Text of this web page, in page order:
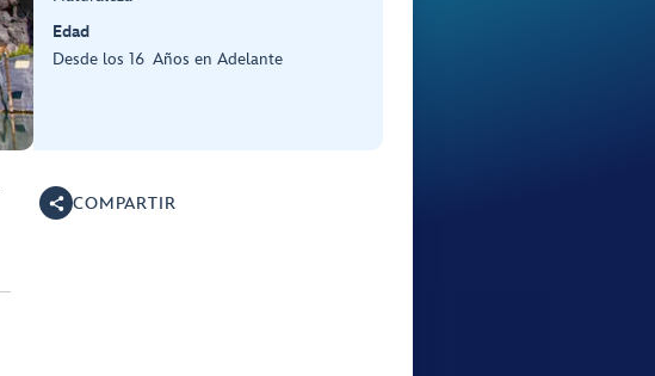
Edad
Desde los 16 Años en Adelante
COMPARTIR